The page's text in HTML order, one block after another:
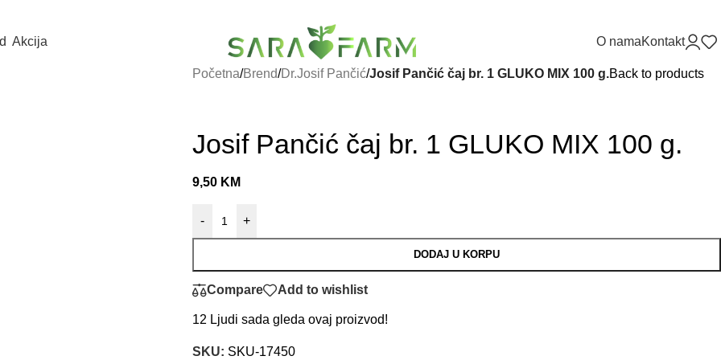
Akcija O namaKontakt
Početna/Brend/Dr.Josif Pančić/Josif Pančić čaj br. 1 GLUKO MIX 100 g.Back to products
Josif Pančić čaj br. 1 GLUKO MIX 100 g.
9,50 KM
- +
DODAJ U KORPU
Compare Add to wishlist
12 Ljudi sada gleda ovaj proizvod!
SKU: SKU-17450